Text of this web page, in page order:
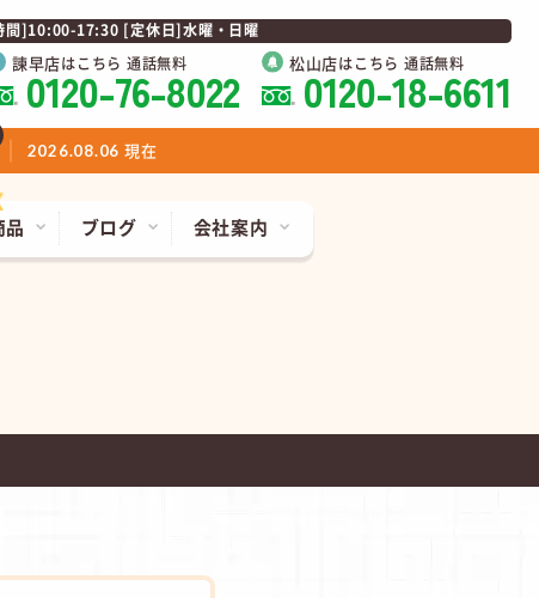
間]10:00-17:30 [定休日]水曜・日曜
諫早店はこちら 通話無料
0120-76-8022 松山店はこちら 通話無料
0120-18-6611
品 ブログ 会社案内
2026.08.06 現在